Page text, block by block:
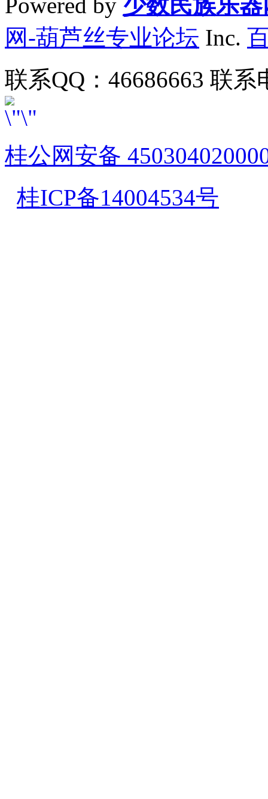
网-葫芦丝专业论坛 Inc.
联系QQ：46686663 联
桂公网安备
桂ICP备14004534号